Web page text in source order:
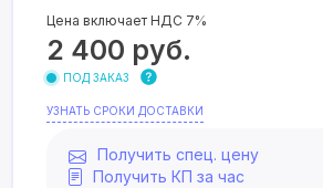
Цена включает НДС 7%
2 400 руб.
ПОД ЗАКАЗ
УЗНАТЬ СРОКИ ДОСТАВКИ
Получить спец. цену
Получить КП за час